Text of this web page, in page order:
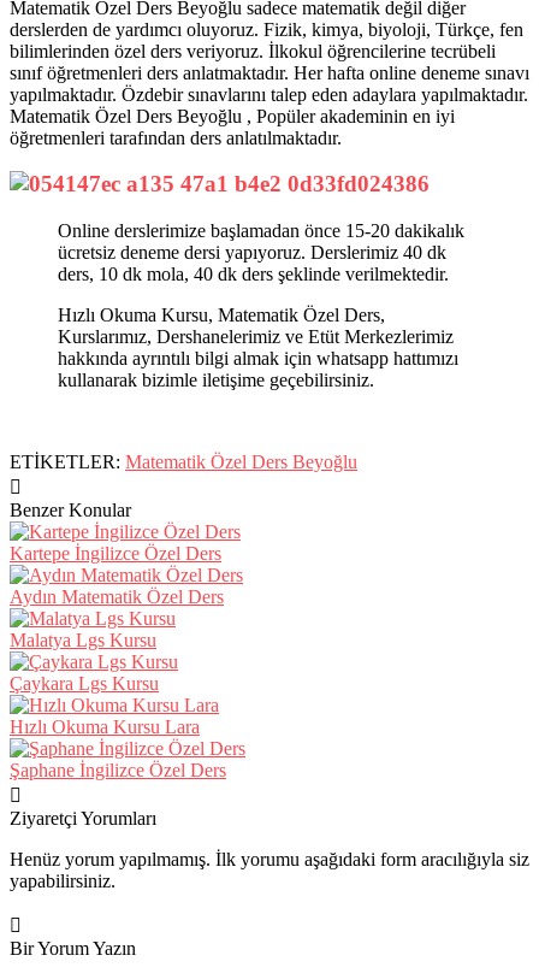
Matematik Özel Ders Beyoğlu sadece matematik değil diğer
derslerden de yardımcı oluyoruz. Fizik, kimya, biyoloji, Türkçe, fen
bilimlerinden özel ders veriyoruz. İlkokul öğrencilerine tecrübeli
sınıf öğretmenleri ders anlatmaktadır. Her hafta online deneme sınavı
yapılmaktadır. Özdebir sınavlarını talep eden adaylara yapılmaktadır.
Matematik Özel Ders Beyoğlu , Popüler akademinin en iyi
öğretmenleri tarafından ders anlatılmaktadır.
Online derslerimize başlamadan önce 15-20 dakikalık
ücretsiz deneme dersi yapıyoruz. Derslerimiz 40 dk
ders, 10 dk mola, 40 dk ders şeklinde verilmektedir.
Hızlı Okuma Kursu, Matematik Özel Ders,
Kurslarımız, Dershanelerimiz ve Etüt Merkezlerimiz
hakkında ayrıntılı bilgi almak için whatsapp hattımızı
kullanarak bizimle iletişime geçebilirsiniz.
ETİKETLER: Matematik Özel Ders Beyoğlu
Benzer Konular
Kartepe İngilizce Özel Ders
Aydın Matematik Özel Ders
Malatya Lgs Kursu
Çaykara Lgs Kursu
Hızlı Okuma Kursu Lara
Şaphane İngilizce Özel Ders
Ziyaretçi Yorumları
Henüz yorum yapılmamış. İlk yorumu aşağıdaki form aracılığıyla siz
yapabilirsiniz.
Bir Yorum Yazın